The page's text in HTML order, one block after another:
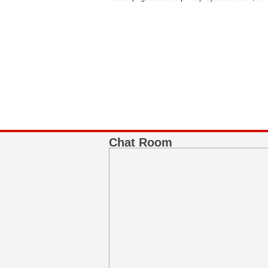
Chat Room